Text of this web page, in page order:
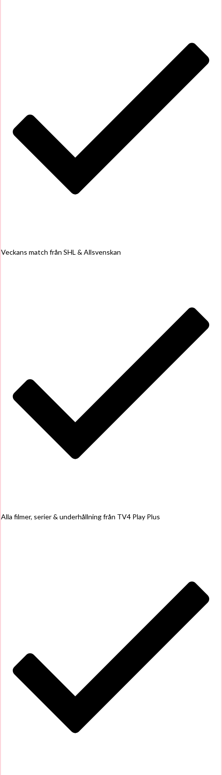
Veckans match från SHL & Allsvenskan
Alla filmer, serier & underhållning från TV4 Play Plus